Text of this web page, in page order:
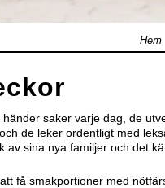
Hem
saker varje dag, de
de leker ordentligt med
av sina nya familjer och det
få smakportioner med